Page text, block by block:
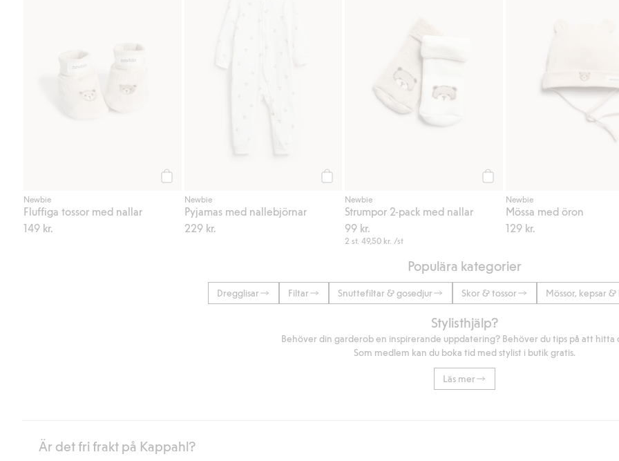
Newbie
Fluffiga tossor med nallar
149 kr.
Newbie
Pyjamas med nallebjörnar
229 kr.
Newbie
Strumpor 2-pack med nallar
99 kr.
2 st.49,50 kr. /st
Newbie
Mössa med öron
129 kr.
Populära kategorier
Dregglisar Filtar Snuttefiltar & gosedjur Skor & tossor Mössor, kepsar
Stylisthjälp?
Behöver din garderob en inspirerande uppdatering? Behöver du tips på att hitta
Som medlem kan du boka tid med stylist i butik gratis.
Läs mer
Är det fri frakt på Kappahl?